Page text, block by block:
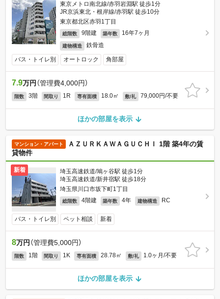
東京メトロ南北線/赤羽岩淵駅 徒歩1分
JR京浜東北・根岸線/赤羽駅 徒歩10分
東京都北区赤羽1丁目
総階数 9階建 築年数 16年7ヶ月
建物構造 鉄骨造
バス・トイレ別 オートロック 角部屋
7.9万円 （管理費4,000円）
階数 3階 間取り 1R 専有面積 18.0㎡ 敷/礼 79,000円/不要
ほかの部屋を表示
マンション・アパート
ＡＺＵＲＫＡＷＡＧＵＣＨＩ 1階 築4年の賃
貸物件
新着
埼玉高速鉄道/鳩ヶ谷駅 徒歩1分
埼玉高速鉄道/新井宿駅 徒歩18分
埼玉県川口市坂下町1丁目
総階数 4階建 築年数 4年 建物構造 RC
バス・トイレ別 ペット相談 新着
8万円 （管理費5,000円）
階数 1階 間取り 1K 専有面積 28.78㎡ 敷/礼 1.0ヶ月/不要
ほかの部屋を表示